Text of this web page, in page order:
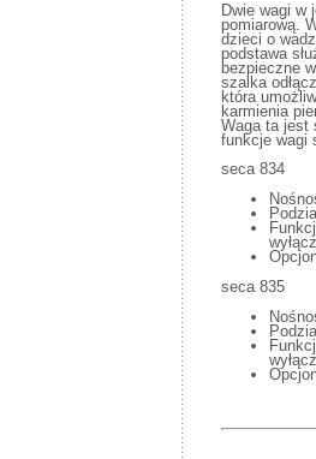
Dwie wagi w
pomiarową.
dzieci o
podstawa
bezpieczne
szalka
która
karmienia
Waga ta jest
funkcje wagi
seca 834
seca 835